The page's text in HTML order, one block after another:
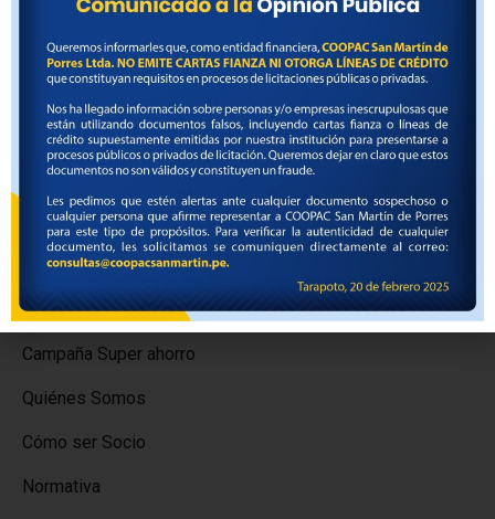
Institucional
Campaña Super ahorro
Quiénes Somos
Cómo ser Socio
Normativa